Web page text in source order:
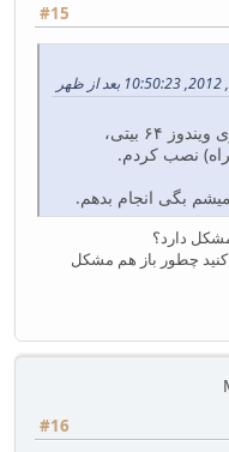
#15
ویندوزم را عوض کردم و این دفعه روی ویندوز ۶۴ بیتی،
نصب کردم.
بگی انجام بدهم.
دارد؟
کنید چطور باز هم مشکل
#16